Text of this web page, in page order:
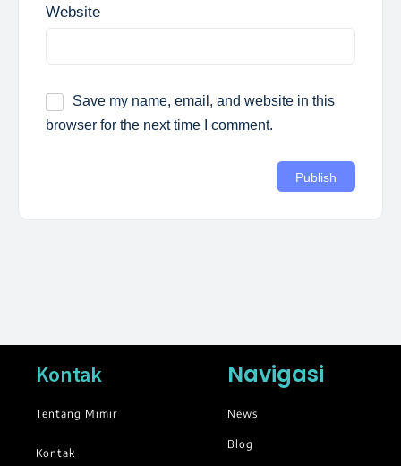
Website
Save my name, email, and website in this
browser for the next time I comment.
Kontak
Tentang Mimir
Kontak
Navigasi
News
Blog